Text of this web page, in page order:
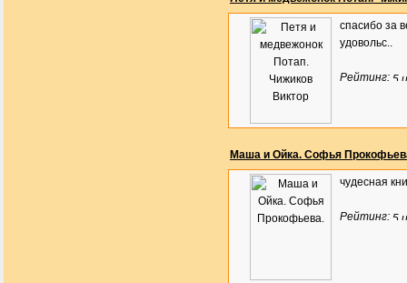
спасибо за
удовольс..
Рейтинг:
Маша и Ойка. Софья
чудесная
Рейтинг: